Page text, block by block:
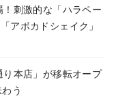
刺激的な「ハラペー
アボカドシェイク」
本店」が移転オープ
う